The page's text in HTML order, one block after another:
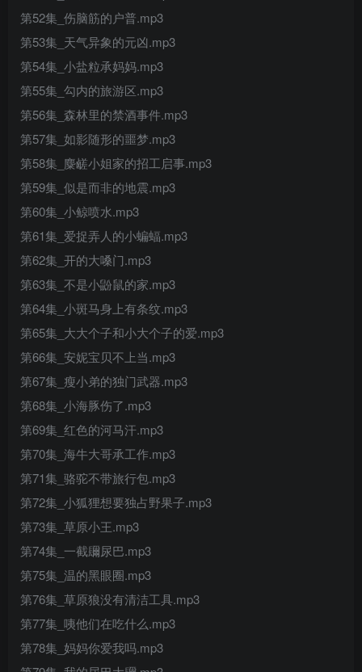
第52集_伤脑筋的户普.mp3
第53集_天气异象的元凶.mp3
第54集_小盐粒承妈妈.mp3
第55集_勾内的旅游区.mp3
第56集_森林里的禁酒事件.mp3
第57集_如影随形的噩梦.mp3
第58集_麋鹾小姐家的招工启事.mp3
第59集_似是而非的地震.mp3
第60集_小鲸喷水.mp3
第61集_爱捉弄人的小蝙蝠.mp3
第62集_开的大嗓门.mp3
第63集_不是小鼢鼠的家.mp3
第64集_小斑马身上有条纹.mp3
第65集_大大个子和小大个子的爱.mp3
第66集_安妮宝贝不上当.mp3
第67集_瘦小弟的独门武器.mp3
第68集_小海豚伤了.mp3
第69集_红色的河马汗.mp3
第70集_海牛大哥承工作.mp3
第71集_骆驼不带旅行包.mp3
第72集_小狐狸想要独占野果子.mp3
第73集_草原小王.mp3
第74集_一截镾尿巴.mp3
第75集_温的黑眼圈.mp3
第76集_草原狼没有清洁工具.mp3
第77集_咦他们在吃什么.mp3
第78集_妈妈你爱我吗.mp3